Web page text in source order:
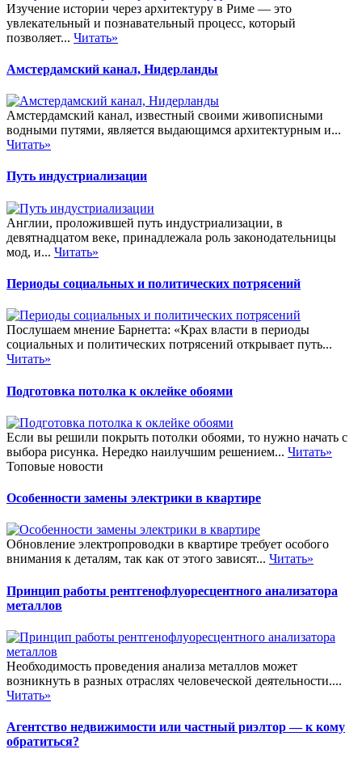
Изучение истории через архитектуру в Риме — это
увлекательный и познавательный процесс, который
позволяет... Читать»
Амстердамский канал, Нидерланды
Амстердамский канал, известный своими живописными
водными путями, является выдающимся архитектурным и...
Читать»
Путь индустриализации
Англии, проложившей путь индустриализации, в
девятнадцатом веке, принадлежала роль законодательницы
мод, и... Читать»
Периоды социальных и политических потрясений
Послушаем мнение Барнетта: «Крах власти в периоды
социальных и политических потрясений открывает путь...
Читать»
Подготовка потолка к оклейке обоями
Если вы решили покрыть потолки обоями, то нужно начать с
выбора рисунка. Нередко наилучшим решением... Читать»
Топовые новости
Особенности замены электрики в квартире
Обновление электропроводки в квартире требует особого
внимания к деталям, так как от этого зависят... Читать»
Принцип работы рентгенофлуоресцентного анализатора
металлов
Необходимость проведения анализа металлов может
возникнуть в разных отраслях человеческой деятельности....
Читать»
Агентство недвижимости или частный риэлтор — к кому
обратиться?